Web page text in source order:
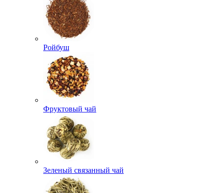
Ройбуш
Фруктовый чай
Зеленый связанный чай